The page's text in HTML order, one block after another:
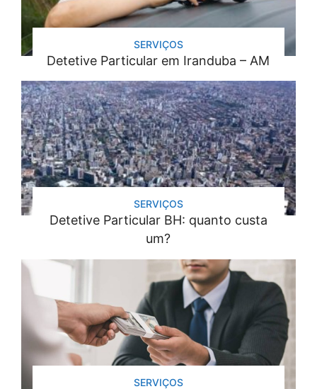
SERVIÇOS
Detetive Particular em Iranduba – AM
SERVIÇOS
Detetive Particular BH: quanto custa
um?
SERVIÇOS